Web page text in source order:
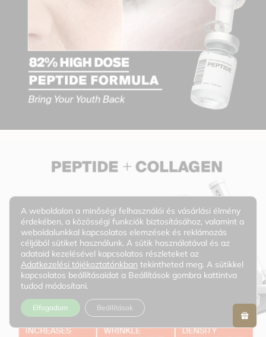
A weboldalon a minőségi felhasználói és vásárlási élmény
érdekében, a közösségi funkciók biztosításához, valamint a
weboldalunkkal kapcsolatos elemzések és reklámozás
céljából sütiket használunk. A sütik használatával és az
adataid kezelésével kapcsolatos részleteket az
Adatkezelési tájékoztatónkban tekintheted meg. A sütikkel
kapcsolatos beállításaidat a Beállítások gombra kattintva
tudod módosítani.
Elfogadom Beállítások